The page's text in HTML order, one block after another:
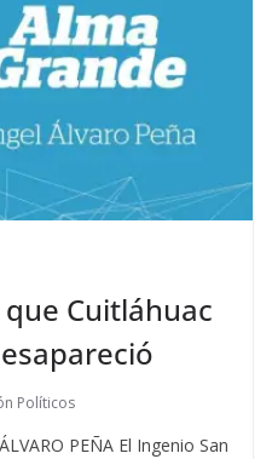
Cuitláhuac
Políticos
PEÑA El Ingenio San